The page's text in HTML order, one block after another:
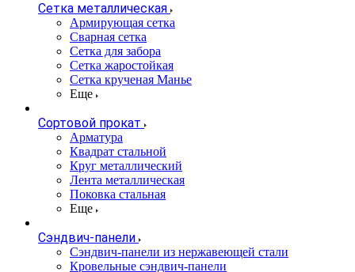
Сетка металлическая
Армирующая сетка
Сварная сетка
Сетка для забора
Сетка жаростойкая
Сетка крученая Манье
Еще
Сортовой прокат
Арматура
Квадрат стальной
Круг металлический
Лента металлическая
Поковка стальная
Еще
Сэндвич-панели
Cэндвич-панели из нержавеющей стали
Кровельные сэндвич-панели